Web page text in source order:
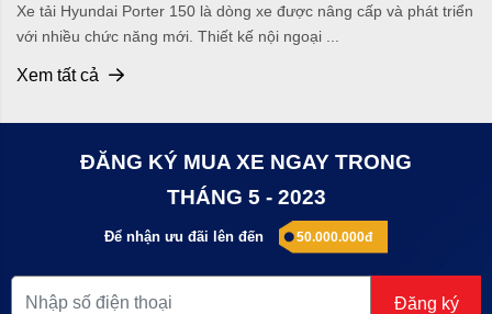
Xe tải Hyundai Porter 150 là dòng xe được nâng cấp và phát triển
với nhiều chức năng mới. Thiết kế nội ngoại ...
Xem tất cả
ĐĂNG KÝ MUA XE NGAY TRONG
THÁNG 5 - 2023
Để nhận ưu đãi lên đến 50.000.000đ
Đăng ký